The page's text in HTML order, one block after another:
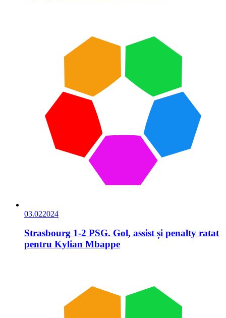
03.022024
Strasbourg 1-2 PSG. Gol, assist și penalty ratat
pentru Kylian Mbappe